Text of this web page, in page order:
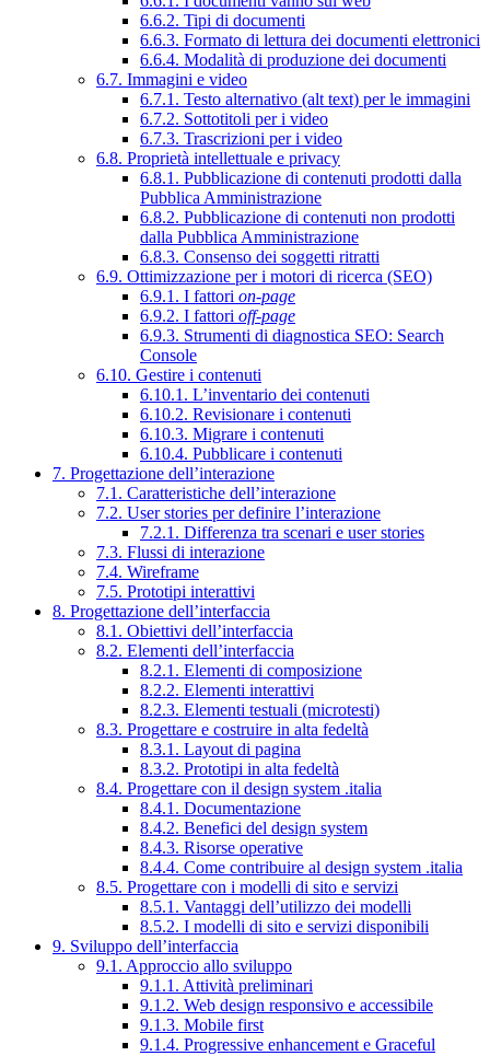
6.6.2. Tipi di documenti
6.6.3. Formato di lettura dei documenti elettronici
6.6.4. Modalità di produzione dei documenti
6.7. Immagini e video
6.7.1. Testo alternativo (alt text) per le immagini
6.7.2. Sottotitoli per i video
6.7.3. Trascrizioni per i video
6.8. Proprietà intellettuale e privacy
6.8.1. Pubblicazione di contenuti prodotti dalla
Pubblica Amministrazione
6.8.2. Pubblicazione di contenuti non prodotti
dalla Pubblica Amministrazione
6.8.3. Consenso dei soggetti ritratti
6.9. Ottimizzazione per i motori di ricerca (SEO)
6.9.1. I fattori on-page
6.9.2. I fattori off-page
6.9.3. Strumenti di diagnostica SEO: Search
Console
6.10. Gestire i contenuti
6.10.1. L’inventario dei contenuti
6.10.2. Revisionare i contenuti
6.10.3. Migrare i contenuti
6.10.4. Pubblicare i contenuti
7. Progettazione dell’interazione
7.1. Caratteristiche dell’interazione
7.2. User stories per definire l’interazione
7.2.1. Differenza tra scenari e user stories
7.3. Flussi di interazione
7.4. Wireframe
7.5. Prototipi interattivi
8. Progettazione dell’interfaccia
8.1. Obiettivi dell’interfaccia
8.2. Elementi dell’interfaccia
8.2.1. Elementi di composizione
8.2.2. Elementi interattivi
8.2.3. Elementi testuali (microtesti)
8.3. Progettare e costruire in alta fedeltà
8.3.1. Layout di pagina
8.3.2. Prototipi in alta fedeltà
8.4. Progettare con il design system .italia
8.4.1. Documentazione
8.4.2. Benefici del design system
8.4.3. Risorse operative
8.4.4. Come contribuire al design system .italia
8.5. Progettare con i modelli di sito e servizi
8.5.1. Vantaggi dell’utilizzo dei modelli
8.5.2. I modelli di sito e servizi disponibili
9. Sviluppo dell’interfaccia
9.1. Approccio allo sviluppo
9.1.1. Attività preliminari
9.1.2. Web design responsivo e accessibile
9.1.3. Mobile first
9.1.4. Progressive enhancement e Graceful